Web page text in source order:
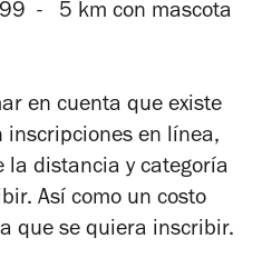
- 5 km con mascota
en cuenta que existe
inscripciones en línea,
la distancia y categoría
Así como un costo
que se quiera inscribir.